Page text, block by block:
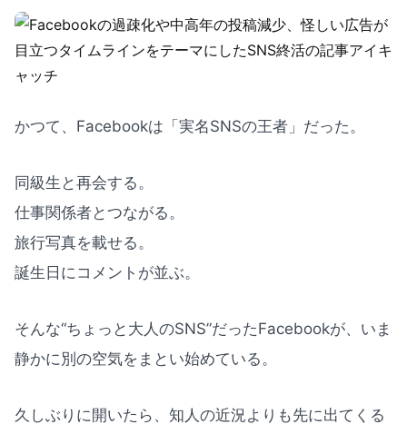
かつて、Facebookは「実名SNSの王者」だった。
同級生と再会する。
仕事関係者とつながる。
旅行写真を載せる。
誕生日にコメントが並ぶ。
そんな“ちょっと大人のSNS”だったFacebookが、いま
静かに別の空気をまとい始めている。
久しぶりに開いたら、知人の近況よりも先に出てくる